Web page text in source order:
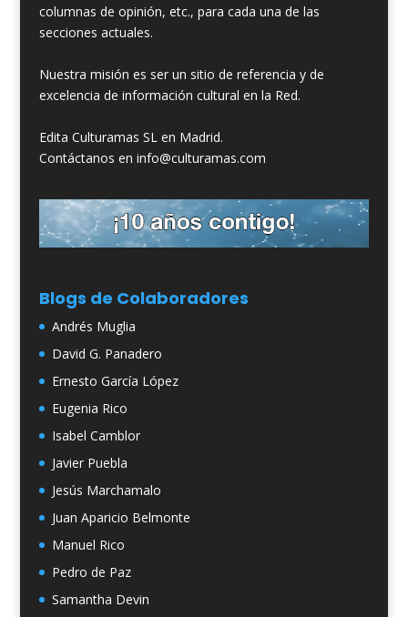
columnas de opinión, etc., para cada una de las
secciones actuales.
Nuestra misión es ser un sitio de referencia y de
excelencia de información cultural en la Red.
Edita Culturamas SL en Madrid.
Contáctanos en info@culturamas.com
Blogs de Colaboradores
Andrés Muglia
David G. Panadero
Ernesto García López
Eugenia Rico
Isabel Camblor
Javier Puebla
Jesús Marchamalo
Juan Aparicio Belmonte
Manuel Rico
Pedro de Paz
Samantha Devin